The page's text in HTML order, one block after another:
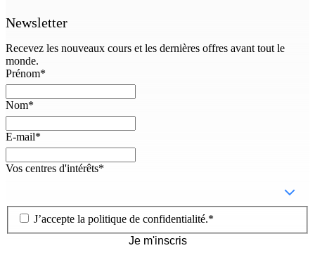
Newsletter
Recevez les nouveaux cours et les dernières offres avant tout le
monde.
Prénom*
Nom*
E-mail*
Vos centres d'intérêts*
J’accepte la politique de confidentialité.*
Je m'inscris